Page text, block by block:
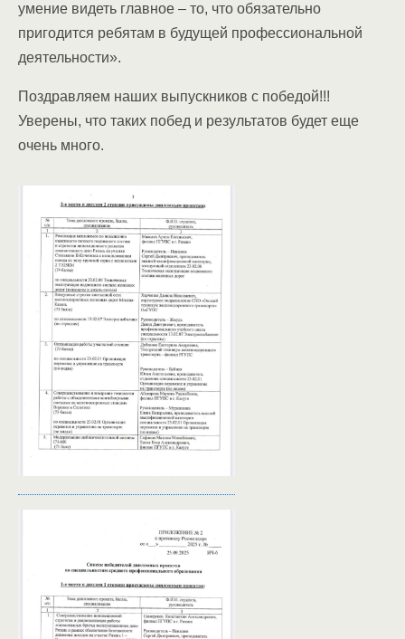
умение видеть главное – то, что обязательно
пригодится ребятам в будущей профессиональной
деятельности».
Поздравляем наших выпускников с победой!!!
Уверены, что таких побед и результатов будет еще
очень много.